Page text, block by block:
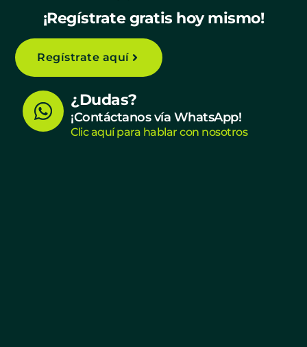
¡Regístrate gratis hoy mismo!
Regístrate aquí
W
h
¿Dudas?
¡Contáctanos vía WhatsApp!
Clic aquí para hablar con nosotros